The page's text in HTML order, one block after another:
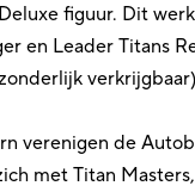
figuur. Dit
en Leader Titans
verenigen de
met Titan